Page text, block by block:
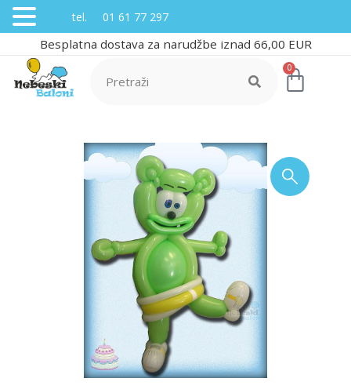
Besplatna dostava za narudžbe iznad 66,00 EUR
0
tel. 01 61 77 297